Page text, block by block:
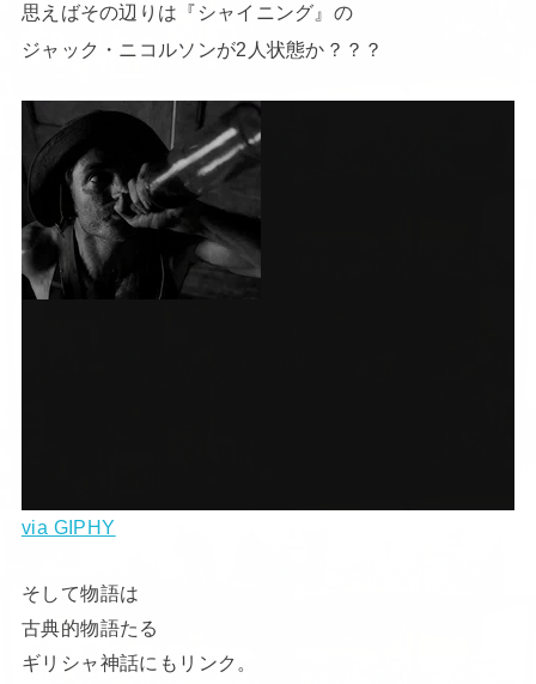
思えばその辺りは『シャイニング』の
ジャック・ニコルソンが2人状態か？？？
via GIPHY
そして物語は
古典的物語たる
ギリシャ神話にもリンク。